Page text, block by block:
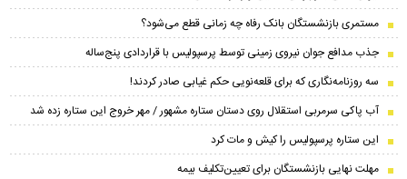
مستمری بازنشستگان بانک رفاه چه زمانی قطع می‌شود؟
جذب مدافع جوان نیروی زمینی توسط پرسپولیس با قراردادی پنج‌ساله
سه روزنامه‌نگاری که برای قلعه‌نویی حکم غیابی صادر کردند!
آب پاکی سرمربی استقلال روی دستان ستاره مشهور / مهر خروج این ستاره زده شد
این ستاره پرسپولیس را کیش و مات کرد
مهلت نهایی بازنشستگان برای تعیین‌تکلیف بیمه